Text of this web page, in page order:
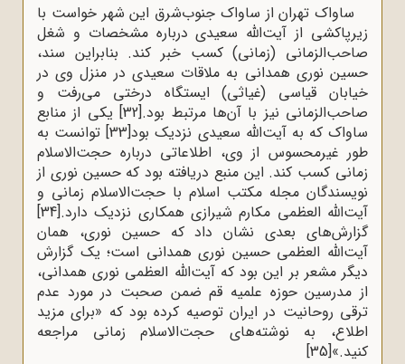
ساواک تهران از ساواک جنوب‌شرق این شهر خواست با
زیرپاکشی از آیت‌الله سعیدی درباره مشخصات و شغل
صاحب‌الزمانی (زمانی) کسب خبر کند. بنابراین سند،
حسین نوری همدانی به ملاقات سعیدی در منزل وی در
خیابان قیاسی (غیاثی) ایستگاه درختی می‌رفت و
صاحب‌الزمانی نیز با آن‌ها مرتبط بود.[32]
یکی از منابع
ساواک که به آیت‌الله سعیدی نزدیک بود[33]
توانست به
طور غیرمحسوس از وی، اطلاعاتی درباره حجت‌الاسلام
زمانی کسب کند. این منبع دریافته بود که حسین نوری از
نویسندگان مجله مکتب اسلام با حجت‌الاسلام زمانی و
آیت‌الله العظمی مکارم شیرازی همکاری نزدیک دارد.[34]
گزارش‌های بعدی نشان داد که حسین نوری، همان
آیت‌الله العظمی حسین نوری همدانی است؛ یک گزارش
دیگر مشعر بر این بود که آیت‌الله العظمی نوری همدانی،
از مدرسین حوزه علمیه قم ضمن صحبت در مورد عدم
ترقی روحانیت در ایران توصیه کرده بود که «برای مزید
اطلاع، به نوشته‌های حجت‌الاسلام زمانی مراجعه
کنید.»[35]